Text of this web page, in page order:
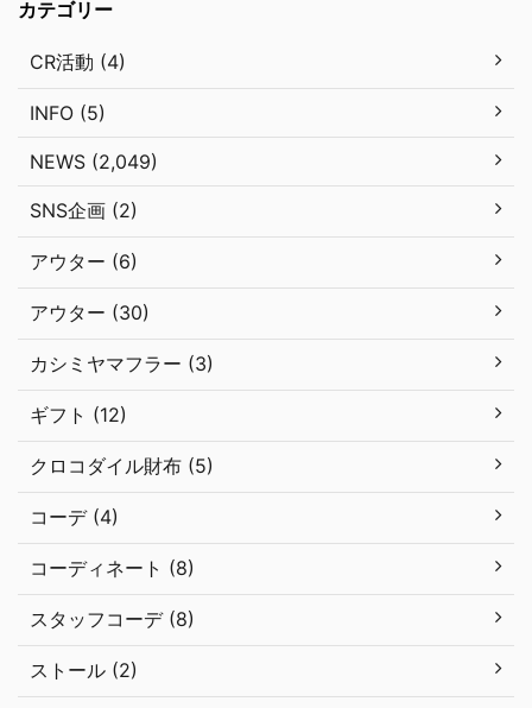
カテゴリー
CR活動 (4)
INFO (5)
NEWS (2,049)
SNS企画 (2)
アウター (6)
アウター (30)
カシミヤマフラー (3)
ギフト (12)
クロコダイル財布 (5)
コーデ (4)
コーディネート (8)
スタッフコーデ (8)
ストール (2)